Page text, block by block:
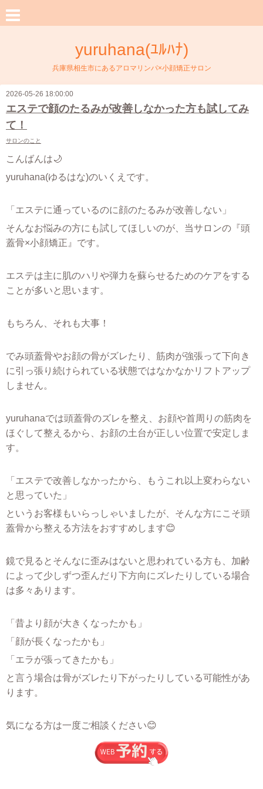
yuruhana(ﾕﾙﾊﾅ)
兵庫県相生市にあるアロマリンパ×小顔矯正サロン
2026-05-26 18:00:00
エステで顔のたるみが改善しなかった方も試してみ
て！
サロンのこと
こんばんは🌙
yuruhana(ゆるはな)のいくえです。
「エステに通っているのに顔のたるみが改善しない」
そんなお悩みの方にも試してほしいのが、当サロンの『頭
蓋骨×小顔矯正』です。
エステは主に肌のハリや弾力を蘇らせるためのケアをする
ことが多いと思います。
もちろん、それも大事！
でみ頭蓋骨やお顔の骨がズレたり、筋肉が強張って下向き
に引っ張り続けられている状態ではなかなかリフトアップ
しません。
yuruhanaでは頭蓋骨のズレを整え、お顔や首周りの筋肉を
ほぐして整えるから、お顔の土台が正しい位置で安定しま
す。
「エステで改善しなかったから、もうこれ以上変わらない
と思っていた」
というお客様もいらっしゃいましたが、そんな方にこそ頭
蓋骨から整える方法をおすすめします😊
鏡で見るとそんなに歪みはないと思われている方も、加齢
によって少しずつ歪んだり下方向にズレたりしている場合
は多々あります。
「昔より顔が大きくなったかも」
「顔が長くなったかも」
「エラが張ってきたかも」
と言う場合は骨がズレたり下がったりしている可能性があ
ります。
気になる方は一度ご相談ください😊